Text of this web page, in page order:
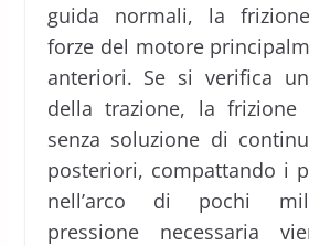
guida normali, la
forze del motore
anteriori. Se si verifica
della trazione, la frizione
senza soluzione di
posteriori, compattando i
nell’arco di pochi
pressione necessaria